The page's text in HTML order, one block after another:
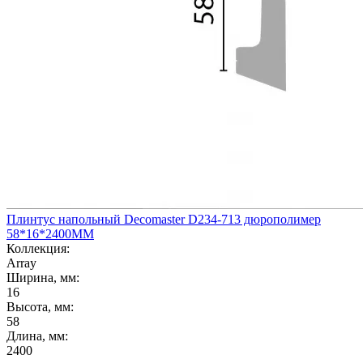
Плинтус напольный Decomaster D234-713 дюрополимер
58*16*2400ММ
Коллекция:
Array
Ширина, мм:
16
Высота, мм:
58
Длина, мм:
2400